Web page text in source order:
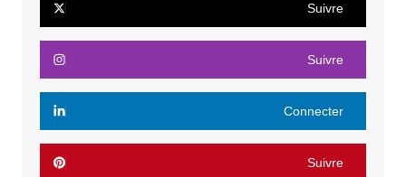
Suivre
Suivre
Connecter
Suivre